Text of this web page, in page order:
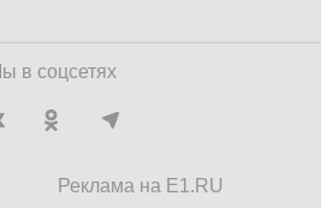
в соцсетях
Реклама на E1.RU